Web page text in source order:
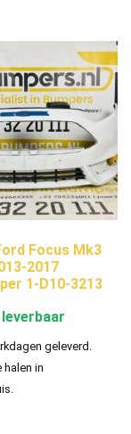
Focus Mk3
2017
1-D10-3213
geleverd.
halen in